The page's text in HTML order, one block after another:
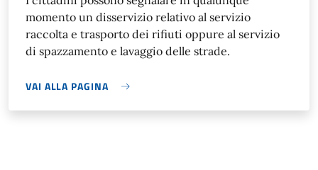
momento un disservizio relativo al servizio
raccolta e trasporto dei rifiuti oppure al servizio
di spazzamento e lavaggio delle strade.
VAI ALLA PAGINA